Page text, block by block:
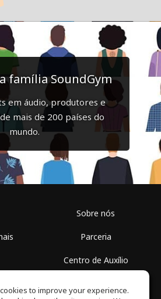
família SoundGym
em áudio, produtores e
mais de 200 países do
mundo.
Sobre nós
Parceria
Centro de Auxílio
to improve your experience.